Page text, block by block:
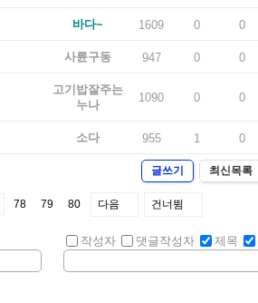
바다~ 1609 0 0
사륜구동 947 0 0
고기밥잘주는
누나
1090 0 0
소다 955 1 0
글쓰기 최신목록
78 79 80 다음 건너뜀
작성자 댓글작성자 제목